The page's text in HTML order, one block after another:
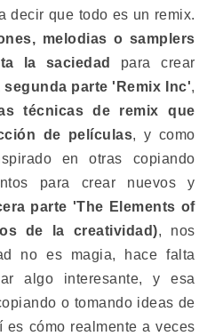
decir que todo es un remix.
melodias o samplers
la saciedad
para crear
segunda parte 'Remix Inc',
técnicas de remix que
de películas, y como
en otras copiando
para crear nuevos y
parte 'The Elements of
de la creatividad), nos
no es magia, hace falta
algo interesante, y esa
o tomando ideas de
es cómo realmente a veces